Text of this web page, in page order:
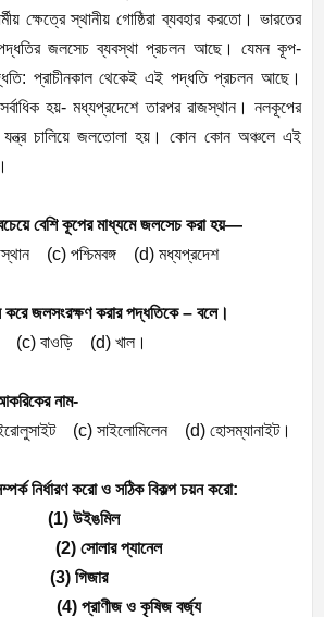
ক্ষেত্রে স্থানীয় গোষ্ঠিরা ব্যবহার করতো। ভারতের
পদ্ধতির জলসেচ ব্যবস্থা প্রচলন আছে। যেমন কূপ-
প্রাচীনকাল থেকেই এই পদ্ধতি প্রচলন আছে।
হয়- মধ্যপ্রদেশে তারপর রাজস্থান। নলকূপের
যন্ত্র চালিয়ে জলতোলা হয়। কোন কোন অঞ্চলে এই
বেশি কূপের মাধ্যমে জলসেচ করা হয়—
(c) পশ্চিমবঙ্গ (d) মধ্যপ্রদেশ
করে জলসংরক্ষণ করার পদ্ধতিকে – বলে।
(c) বাওড়ি (d) খাল।
নাম-
(c) সাইলোমিলেন (d) হোসম্যানাইট।
নির্ধারণ করো ও সঠিক বিকল্প চয়ন করো:
(1) উইঙমিল
(2) সোলার প্যানেল
(3) গিজার
(4) প্রাণীজ ও কৃষিজ বর্জ্য